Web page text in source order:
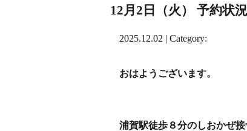
12月2日（火） 予約状況
2025.12.02 | Category:
おはようございます。
浦賀駅徒歩８分のしおかぜ接